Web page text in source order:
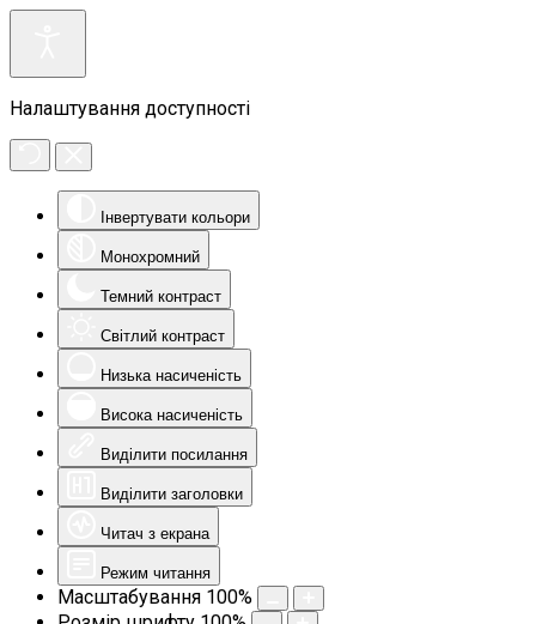
Налаштування доступності
Інвертувати кольори
Монохромний
Темний контраст
Світлий контраст
Низька насиченість
Висока насиченість
Виділити посилання
Виділити заголовки
Читач з екрана
Режим читання
Масштабування 100%